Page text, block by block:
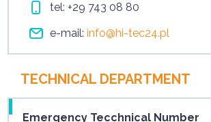
tel:+29 743 08 80
e-mail:info@hi-tec24.pl
TECHNICAL DEPARTMENT
Emergency Tecchnical Number